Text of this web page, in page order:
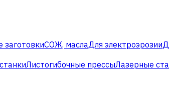
заготовкиСОЖ, маслаДля электроэрозии
Листогибочные прессыЛазерные